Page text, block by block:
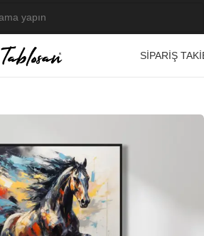
SIPARIŞ